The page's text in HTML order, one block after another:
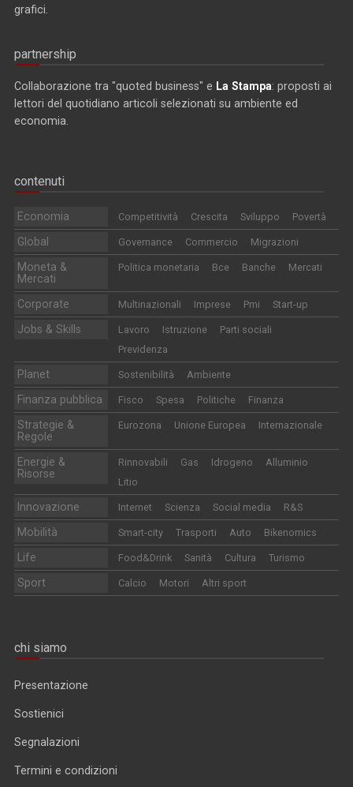
grafici.
partnership
Collaborazione tra "quoted business" e La Stampa: proposti ai
lettori del quotidiano articoli selezionati su ambiente ed
economia.
contenuti
Economia Competitività Crescita Sviluppo Povertà
Global Governance Commercio Migrazioni
Moneta &
Mercati
Politica monetaria Bce Banche Mercati
Corporate Multinazionali Imprese Pmi Start-up
Jobs & Skills Lavoro Istruzione
Parti sociali
Previdenza
Planet Sostenibilità Ambiente
Finanza pubblica Fisco Spesa Politiche Finanza
Strategie &
Regole
Eurozona Unione Europea Internazionale
Energie &
Risorse
Rinnovabili Gas Idrogeno
Alluminio
Litio
Innovazione Internet Scienza Social media R&S
Mobilità Smart-city Trasporti Auto Bikenomics
Life Food&Drink Sanità Cultura Turismo
Sport Calcio Motori Altri sport
chi siamo
Presentazione
Sostienici
Segnalazioni
Termini e condizioni